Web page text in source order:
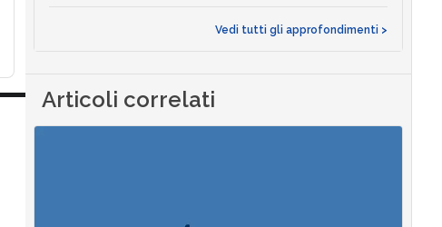
Vedi tutti gli approfondimenti >
Articoli correlati